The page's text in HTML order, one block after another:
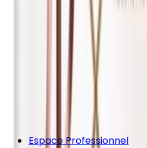
Espace Professionnel